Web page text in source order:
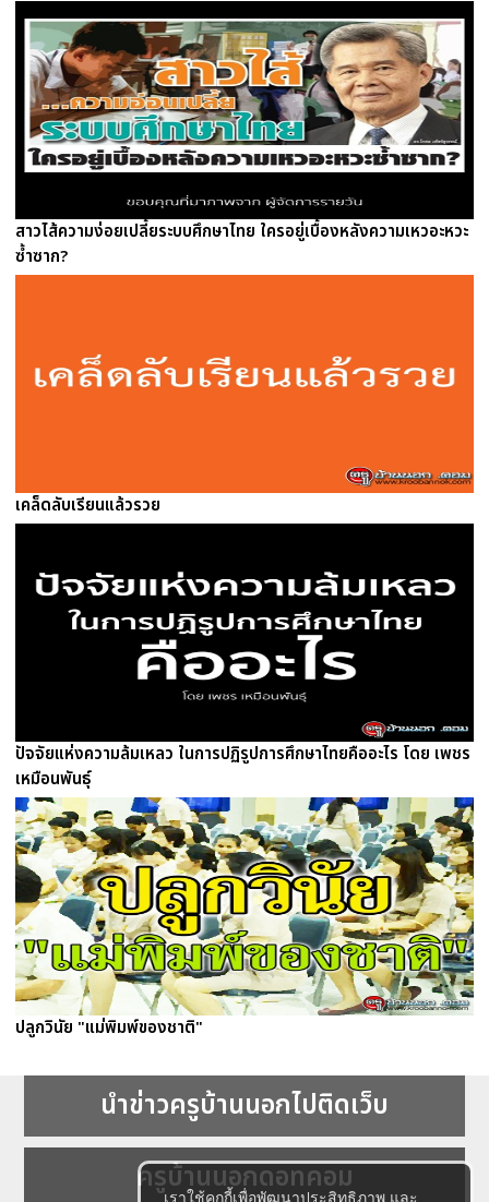
เราใช้คุกกี้เพื่อพัฒนาประสิทธิภาพ และ
สาวไส้ความง่อยเปลี้ยระบบศึกษาไทย ใครอยู่เบื้องหลังความเหวอะหวะ
ซ้ำซาก?
เคล็ดลับเรียนแล้วรวย
ปัจจัยแห่งความล้มเหลว ในการปฏิรูปการศึกษาไทยคืออะไร โดย เพชร
เหมือนพันธุ์
ปลูกวินัย "แม่พิมพ์ของชาติ"
นำข่าวครูบ้านนอกไปติดเว็บ
ครูบ้านนอกดอทคอม